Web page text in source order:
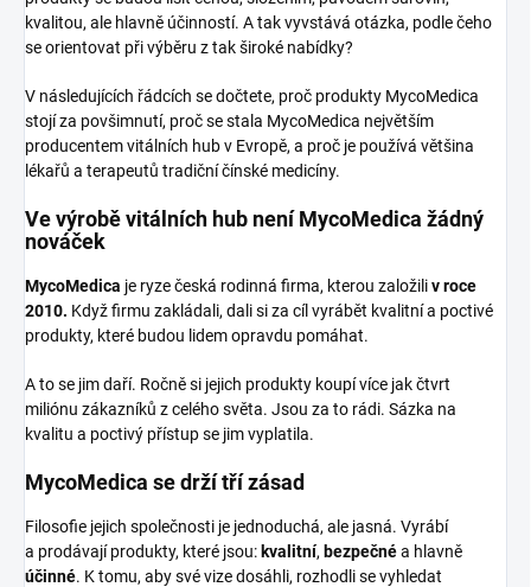
kvalitou, ale hlavně účinností. A tak vyvstává otázka, podle čeho
se orientovat při výběru z tak široké nabídky?
V následujících řádcích se dočtete, proč produkty MycoMedica
stojí za povšimnutí, proč se stala MycoMedica největším
producentem vitálních hub v Evropě, a proč je používá většina
lékařů a terapeutů tradiční čínské medicíny.
Ve výrobě vitálních hub není MycoMedica žádný
nováček
MycoMedica je ryze česká rodinná firma, kterou založiliv roce
2010. Když firmu zakládali, dali si za cíl vyrábět kvalitní a poctivé
produkty, které budou lidem opravdu pomáhat.
A to se jim daří. Ročně si jejich produkty koupí více jak čtvrt
miliónu zákazníků z celého světa. Jsou za to rádi. Sázka na
kvalitu a poctivý přístup se jim vyplatila.
MycoMedica se drží tří zásad
Filosofie jejich společnosti je jednoduchá, ale jasná. Vyrábí
a prodávají produkty, které jsou: kvalitní, bezpečnéa hlavně
účinné. K tomu, aby své vize dosáhli, rozhodli se vyhledat